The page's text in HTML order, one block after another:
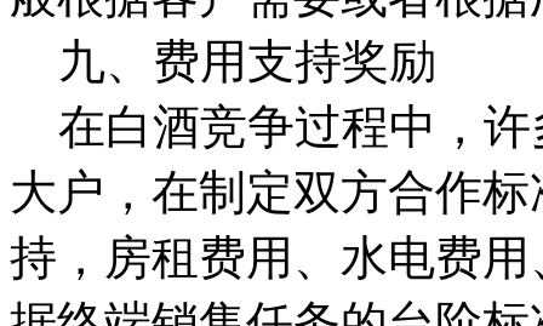
九、费用支持奖励
在白酒竞争过程中，许
大户，在制定双方合作
持，房租费用、水电费